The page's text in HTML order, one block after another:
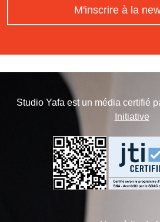
M'inscrire à la
Studio Yafa est un média certifié
Initiative